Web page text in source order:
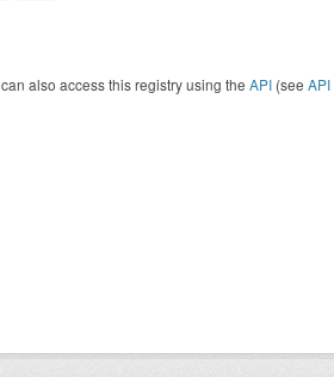
also access this registry using the API (see